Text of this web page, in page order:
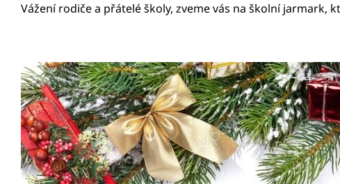
Vážení rodiče a přátelé školy, zveme vás na školní jarmark,